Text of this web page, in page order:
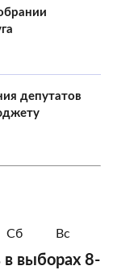
депутатов
Сб Вс
в выборах 8-